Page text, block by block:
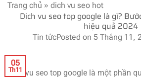
Trang chủ » dich vu seo hot
Dich vu seo top google là gì?
hiệu quả 2024
Tin tứcPosted on 5 Tháng 11,
05
Th11
Dich vu seo top google là một phần